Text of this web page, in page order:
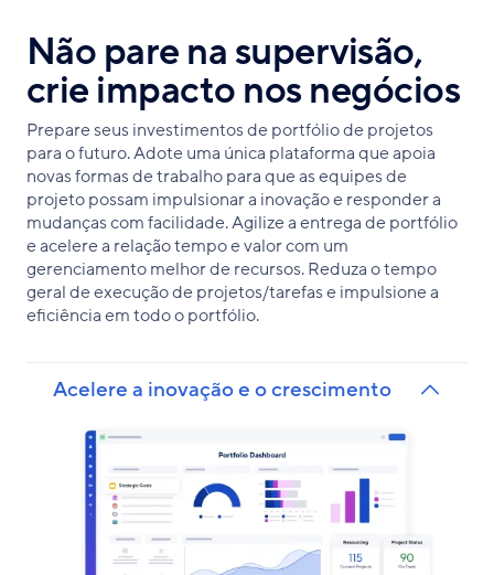
Não pare na supervisão,
crie impacto nos negócios
Prepare seus investimentos de portfólio de projetos
para o futuro. Adote uma única plataforma que apoia
novas formas de trabalho para que as equipes de
projeto possam impulsionar a inovação e responder a
mudanças com facilidade. Agilize a entrega de portfólio
e acelere a relação tempo e valor com um
gerenciamento melhor de recursos. Reduza o tempo
geral de execução de projetos/tarefas e impulsione a
eficiência em todo o portfólio.
Acelere a inovação e o crescimento